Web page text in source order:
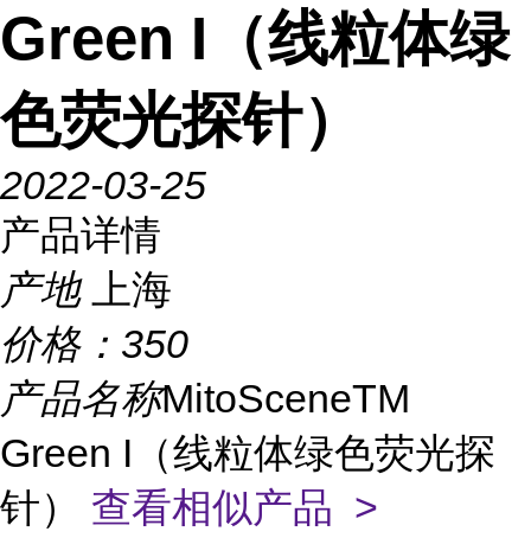
Green I（线粒体绿
色荧光探针）
2022-03-25
产品详情
产地
上海
价格： 350
产品名称MitoSceneTM
Green I（线粒体绿色荧光探
针） 查看相似产品 >